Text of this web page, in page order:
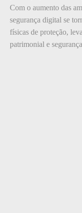
Com o aumento das
segurança digital se
físicas de proteção,
patrimonial e